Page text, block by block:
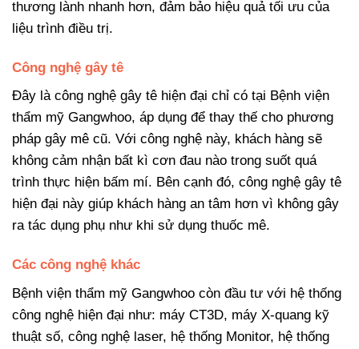
thương lành nhanh hơn, đảm bảo hiệu quả tối ưu của
liệu trình điều trị.
Công nghệ gây tê
Đây là công nghệ gây tê hiện đại chỉ có tại Bệnh viện
thẩm mỹ Gangwhoo, áp dụng để thay thế cho phương
pháp gây mê cũ. Với công nghệ này, khách hàng sẽ
không cảm nhận bất kì cơn đau nào trong suốt quá
trình thực hiện bấm mí. Bên cạnh đó, công nghệ gây tê
hiện đại này giúp khách hàng an tâm hơn vì không gây
ra tác dụng phụ như khi sử dụng thuốc mê.
Các công nghệ khác
Bệnh viện thẩm mỹ Gangwhoo còn đầu tư với hệ thống
công nghệ hiện đại như: máy CT3D, máy X-quang kỹ
thuật số, công nghệ laser, hệ thống Monitor, hệ thống